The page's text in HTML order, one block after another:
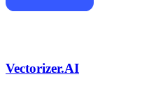
Vectorizer.AI